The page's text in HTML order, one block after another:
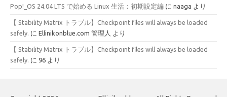
Pop!_OS 24.04 LTS で始める Linux 生活：初期設定編 に naaga より
【 Stability Matrix トラブル】Checkpoint files will always be loaded
safely. に Ellinikonblue.com 管理人 より
【 Stability Matrix トラブル】Checkpoint files will always be loaded
safely. に 96 より